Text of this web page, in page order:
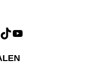
TikTokYouTube